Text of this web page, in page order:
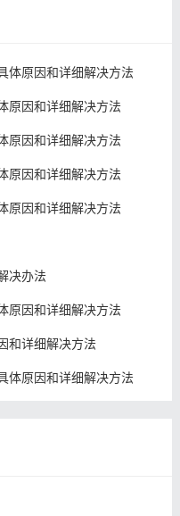
体原因和详细解决方法
原因和详细解决方法
原因和详细解决方法
原因和详细解决方法
原因和详细解决方法
决办法
原因和详细解决方法
和详细解决方法
体原因和详细解决方法